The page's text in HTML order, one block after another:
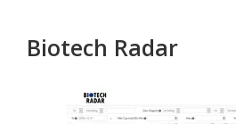
Biotech Radar